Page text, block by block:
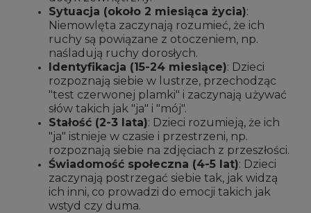
Sytuacja (około 2 miesiąca życia):
Niemowlęta zaczynają rozumieć, że ich
ruchy są powiązane z otoczeniem, np.
naśladują ruchy dorosłych.
Identyfikacja (15-24 miesiące): Dzieci
rozpoznają siebie w lustrze, przechodząc
"test czerwonej plamki" i zaczynają używać
słów takich jak "ja" i "mój".
Stałość (2-3 lata): Dzieci rozumieją, że ich
"ja" istnieje w czasie i przestrzeni, np.
rozpoznają siebie na zdjęciach z przeszłości.
Świadomość społeczna (4-5 lat): Dzieci
zaczynają postrzegać siebie tak, jak widzą
ich inni, co prowadzi do emocji takich jak
wstyd czy duma.